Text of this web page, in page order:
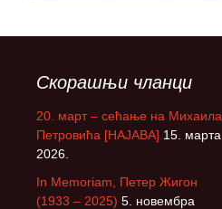
Скорашњи чланци
20. март – сећање на Михаила
Петровића [НАЈАВА] 15. марта
2026.
In Memoriam, Петер Жигон
(1933 – 2025) 5. новембра